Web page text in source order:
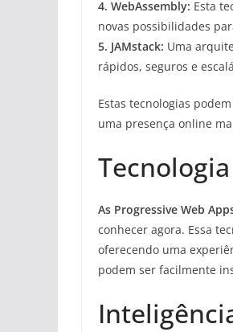
4. WebAssembly: Esta
novas possibilidades
5. JAMstack: Uma
rápidos, seguros e
Estas tecnologias
uma presença online
As Progressive Web
conhecer agora. Essa
oferecendo uma
podem ser facilmente